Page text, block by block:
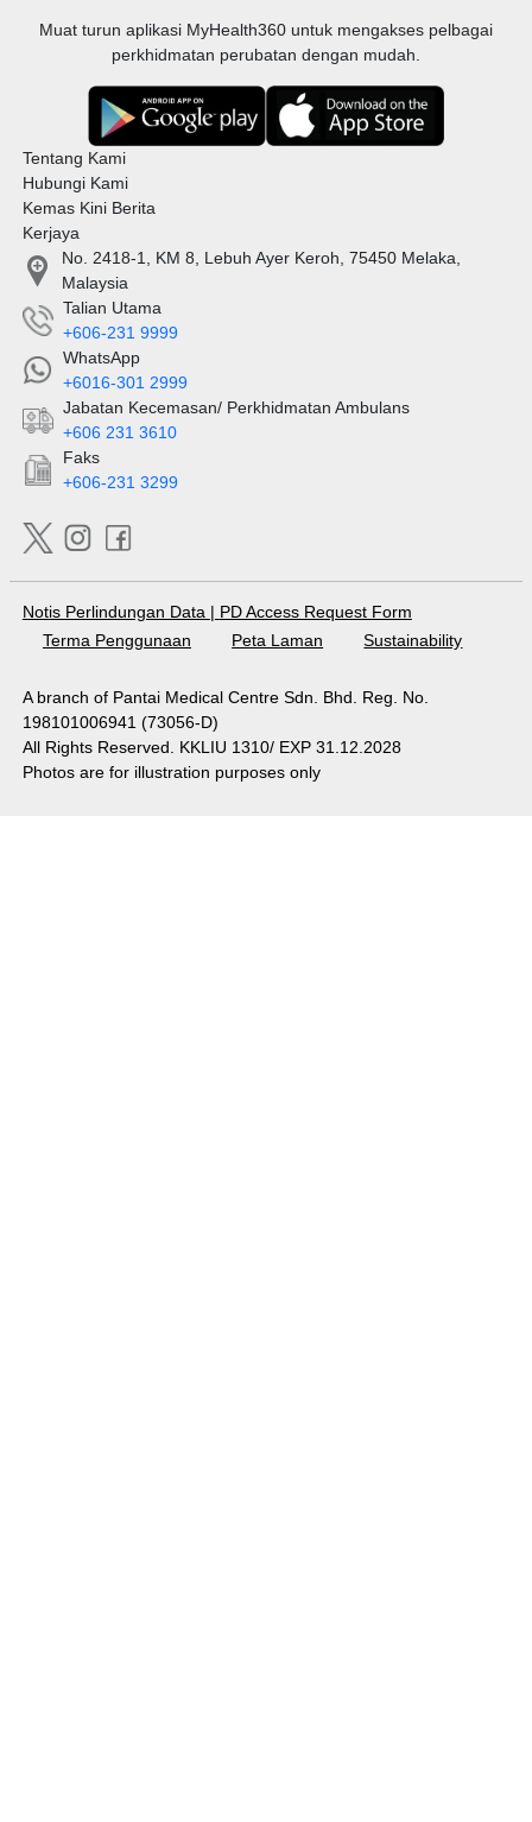
Muat turun aplikasi MyHealth360 untuk mengakses pelbagai
perkhidmatan perubatan dengan mudah.
Tentang Kami
Hubungi Kami
Kemas Kini Berita
Kerjaya
No. 2418-1, KM 8, Lebuh Ayer Keroh, 75450 Melaka,
Malaysia
Talian Utama
+606-231 9999
WhatsApp
+6016-301 2999
Jabatan Kecemasan/ Perkhidmatan Ambulans
+606 231 3610
Faks
+606-231 3299
Notis Perlindungan Data | PD Access Request Form
Terma Penggunaan
Peta Laman Sustainability
A branch of Pantai Medical Centre Sdn. Bhd. Reg. No.
198101006941 (73056-D)
All Rights Reserved. KKLIU 1310/ EXP 31.12.2028
Photos are for illustration purposes only